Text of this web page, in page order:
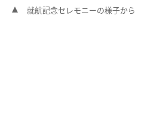
就航記念セレモニーの様子から